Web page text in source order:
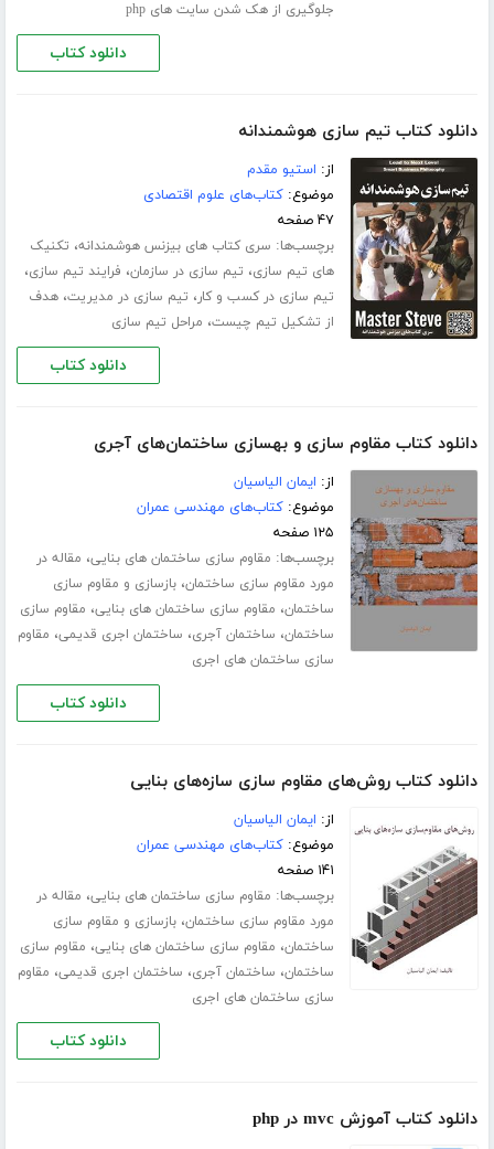
جلوگیری از هک شدن سایت های php
دانلود کتاب
دانلود کتاب تیم سازی هوشمندانه
از: استیو مقدم
موضوع:کتاب‌های علوم اقتصادی
۴۷ صفحه
برچسب‌ها: سری کتاب های بیزنس هوشمندانه، تکنیک
های تیم سازی، تیم سازی در سازمان، فرایند تیم سازی،
تیم سازی در کسب و کار، تیم سازی در مدیریت،هدف
از تشکیل تیم چیست، مراحل تیم سازی
دانلود کتاب
دانلود کتاب مقاوم سازی و بهسازی ساختمان‌های آجری
از: ایمان الیاسیان
موضوع:کتاب‌های مهندسی عمران
۱۲۵ صفحه
برچسب‌ها: مقاوم سازی ساختمان های بنایی، مقاله در
مورد مقاوم سازی ساختمان،بازسازی و مقاوم سازی
ساختمان، مقاوم سازی ساختمان های بنایی، مقاوم سازی
ساختمان، ساختمان آجری، ساختمان اجری قدیمی، مقاوم
سازی ساختمان های اجری
دانلود کتاب
دانلود کتاب روش‌های مقاوم سازی سازه‌های بنایی
از: ایمان الیاسیان
موضوع:کتاب‌های مهندسی عمران
۱۴۱ صفحه
برچسب‌ها: مقاوم سازی ساختمان های بنایی، مقاله در
مورد مقاوم سازی ساختمان،بازسازی و مقاوم سازی
ساختمان، مقاوم سازی ساختمان های بنایی، مقاوم سازی
ساختمان، ساختمان آجری، ساختمان اجری قدیمی، مقاوم
سازی ساختمان های اجری
دانلود کتاب
دانلود کتاب آموزش mvc در php